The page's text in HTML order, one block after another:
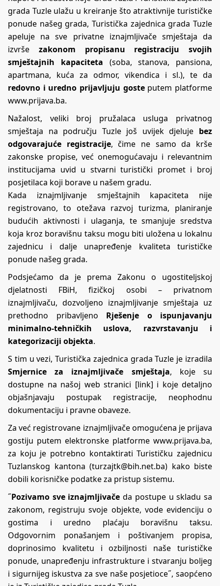
grada Tuzle ulažu u kreiranje što atraktivnije turističke
ponude našeg grada, Turistička zajednica grada Tuzle
apeluje na sve privatne iznajmljivače smještaja da
izvrše zakonom propisanu registraciju svojih
smještajnih kapaciteta (soba, stanova, pansiona,
apartmana, kuća za odmor, vikendica i sl.), te da
redovno i uredno prijavljuju gosteputem platforme
www.prijava.ba.
Nažalost, veliki broj pružalaca usluga privatnog
smještaja na području Tuzle još uvijek djeluje bez
odgovarajuće registracije, čime ne samo da krše
zakonske propise, već onemogućavaju i relevantnim
institucijama uvid u stvarni turistički promet i broj
posjetilaca koji borave u našem gradu.
Kada iznajmljivanje smještajnih kapaciteta nije
registrovano, to otežava razvoj turizma, planiranje
budućih aktivnosti i ulaganja, te smanjuje sredstva
koja kroz boravišnu taksu mogu biti uložena u lokalnu
zajednicu i dalje unapređenje kvaliteta turističke
ponude našeg grada.
Podsjećamo da je prema Zakonu o ugostiteljskoj
djelatnosti FBiH, fizičkoj osobi – privatnom
iznajmljivaču, dozvoljeno iznajmljivanje smještaja uz
prethodno pribavljeno Rješenje o ispunjavanju
minimalno-tehničkih uslova, razvrstavanju i
kategorizaciji objekta.
S tim u vezi, Turistička zajednica grada Tuzle je izradila
Smjernice za iznajmljivače smještaja, koje su
dostupne na našoj web stranici [link] i koje detaljno
objašnjavaju postupak registracije, neophodnu
dokumentaciju i pravne obaveze.
Za već registrovane iznajmljivače omogućena je prijava
gostiju putem elektronske platforme www.prijava.ba,
za koju je potrebno kontaktirati Turističku zajednicu
Tuzlanskog kantona (turzajtk@bih.net.ba) kako biste
dobili korisničke podatke za pristup sistemu.
˝Pozivamo sve iznajmljivače da postupe u skladu sa
zakonom, registruju svoje objekte, vode evidenciju o
gostima i uredno plaćaju boravišnu taksu.
Odgovornim ponašanjem i poštivanjem propisa,
doprinosimo kvalitetu i ozbiljnosti naše turističke
ponude, unapređenju infrastrukture i stvaranju boljeg
i sigurnijeg iskustva za sve naše posjetioce˝, saopćeno